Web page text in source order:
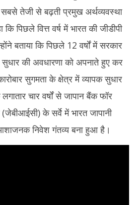
सबसे तेजी से बढ़ती प्रमुख अर्थव्यवस्था
पिछले वित्त वर्ष में भारत की जीडीपी
बताया कि पिछले 12 वर्षों में सरकार
सुधार की अवधारणा को अपनाते हुए कर
सुगमता के क्षेत्र में व्यापक सुधार
चार वर्षों से जापान बैंक फॉर
के सर्वे में भारत जापानी
निवेश गंतव्य बना हुआ है।